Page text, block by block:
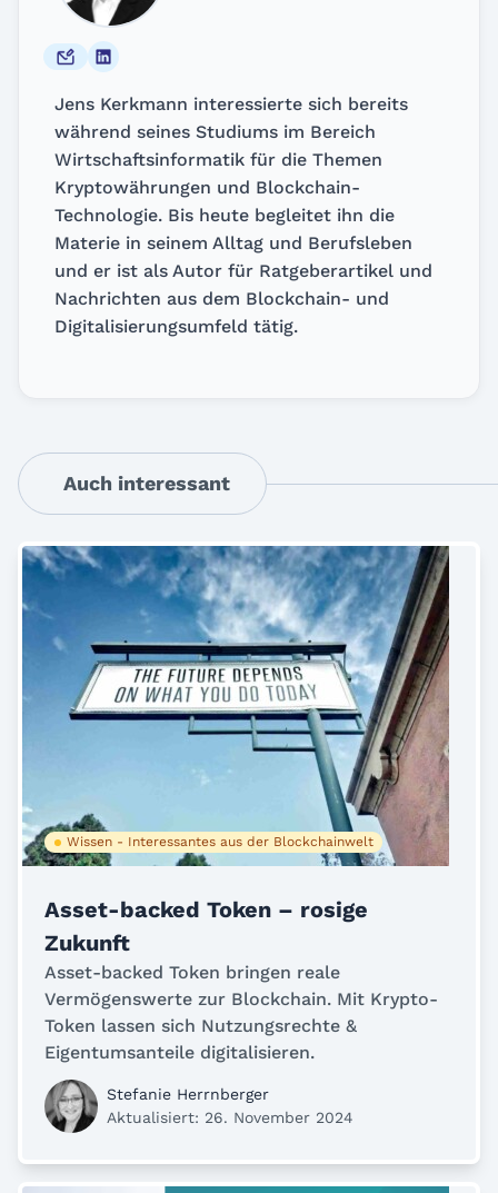
Jens Kerkmann interessierte sich bereits
während seines Studiums im Bereich
Wirtschaftsinformatik für die Themen
Kryptowährungen und Blockchain-
Technologie. Bis heute begleitet ihn die
Materie in seinem Alltag und Berufsleben
und er ist als Autor für Ratgeberartikel und
Nachrichten aus dem Blockchain- und
Digitalisierungsumfeld tätig.
Auch interessant
Wissen - Interessantes aus der Blockchainwelt
Asset-backed Token – rosige
Zukunft
Asset-backed Token bringen reale
Vermögenswerte zur Blockchain. Mit Krypto-
Token lassen sich Nutzungsrechte &
Eigentumsanteile digitalisieren.
Stefanie Herrnberger
Aktualisiert: 26. November 2024